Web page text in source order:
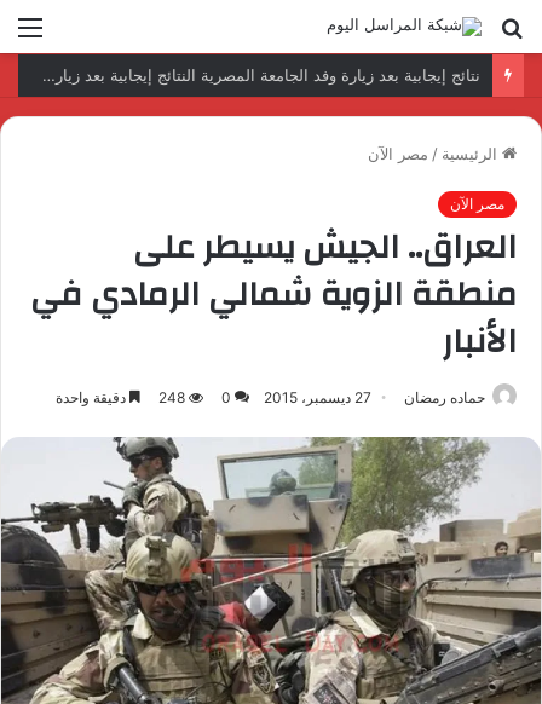
بحث
عن
رئيس المكتب التنفيذي للمجلس العربي للاختصاصات الصحية يبحث مع الأمين العام لجامعة الدول العربية تعزيز التعاون لتطوير النظم الصحية العربية
الرئيسية / مصر الآن
مصر الآن
العراق.. الجيش يسيطر على
منطقة الزوية شمالي الرمادي في
الأنبار
حماده رمضان 27 ديسمبر، 2015 0
248 دقيقة واحدة